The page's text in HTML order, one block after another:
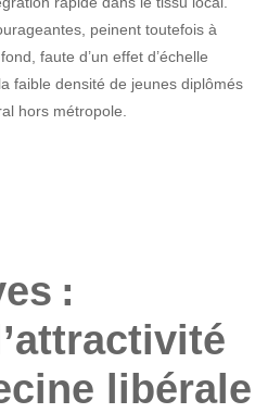
peinent toutefois à
faute d’un effet d’échelle
faible densité de jeunes diplômés
hors métropole.
:
libérale